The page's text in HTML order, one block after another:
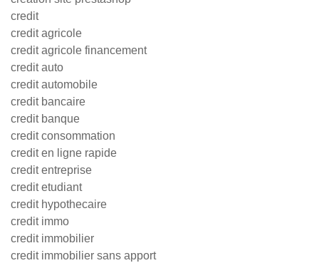
credit
credit agricole
credit agricole financement
credit auto
credit automobile
credit bancaire
credit banque
credit consommation
credit en ligne rapide
credit entreprise
credit etudiant
credit hypothecaire
credit immo
credit immobilier
credit immobilier sans apport